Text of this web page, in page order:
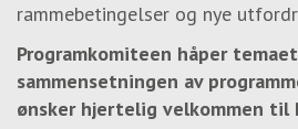
rammebetingelser og nye
Programkomiteen håper
sammensetningen av
ønsker hjertelig velkommen til